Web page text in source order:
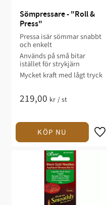
Sömpressare - "Roll &
Press"
Pressa isär sömmar snabbt
och enkelt
Används på små bitar
istället för strykjärn
Mycket kraft med lågt tryck
219,00 kr /st